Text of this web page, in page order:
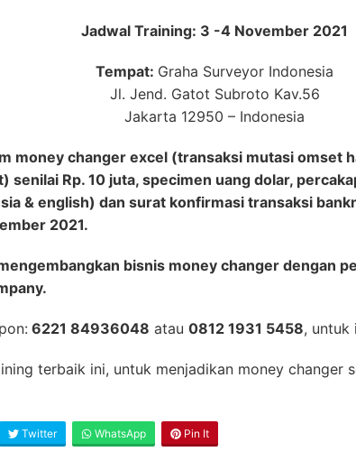
Jadwal Training: 3 -4 November 2021
Tempat: Graha Surveyor Indonesia
Jl. Jend. Gatot Subroto Kav.56
Jakarta 12950 – Indonesia
money changer excel (transaksi mutasi omset
senilai Rp. 10 juta, specimen uang dolar,
& english) dan surat konfirmasi transaksi
2021.
bisnis money changer dengan
6221 84936048 atau 0812 1931 5458, untuk
terbaik ini, untuk menjadikan money changer
Twitter WhatsApp Pin It